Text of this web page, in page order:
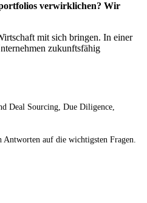
verwirklichen? Wir
mit sich bringen. In einer
zukunftsfähig
Deal Sourcing, Due Diligence,
auf die wichtigsten Fragen.